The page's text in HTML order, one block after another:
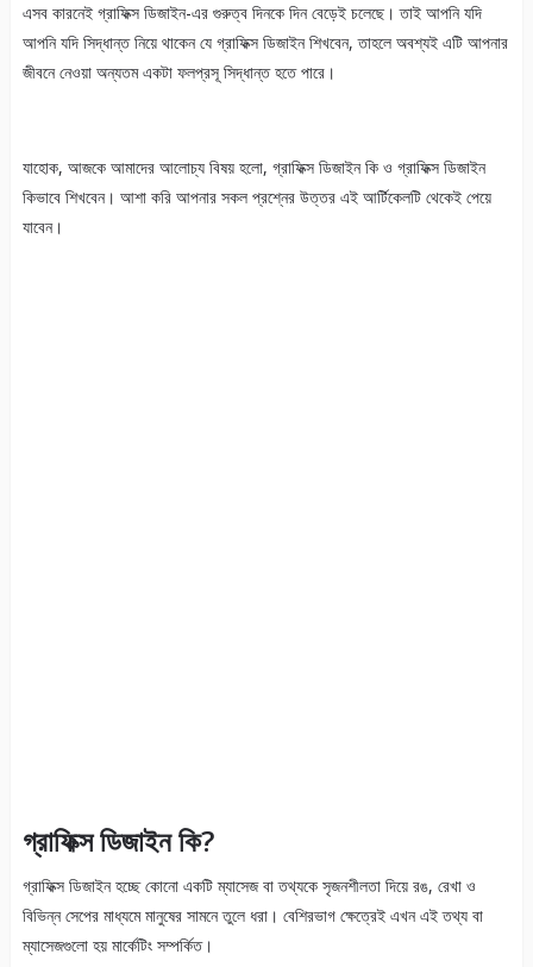
এসব কারনেই গ্রাফিক্স ডিজাইন-এর গুরুত্ব দিনকে দিন বেড়েই চলেছে। তাই আপনি যদি
আপনি যদি সিদ্ধান্ত নিয়ে থাকেন যে গ্রাফিক্স ডিজাইন শিখবেন, তাহলে অবশ্যই এটি আপনার
জীবনে নেওয়া অন্যতম একটা ফলপ্রসূ সিদ্ধান্ত হতে পারে।
যাহোক, আজকে আমাদের আলোচ্য বিষয় হলো, গ্রাফিক্স ডিজাইন কি ও গ্রাফিক্স ডিজাইন
কিভাবে শিখবেন। আশা করি আপনার সকল প্রশ্নের উত্তর এই আর্টিকেলটি থেকেই পেয়ে
যাবেন।
গ্রাফিক্স ডিজাইন কি?
গ্রাফিক্স ডিজাইন হচ্ছে কোনো একটি ম্যাসেজ বা তথ্যকে সৃজনশীলতা দিয়ে রঙ, রেখা ও
বিভিন্ন সেপের মাধ্যমে মানুষের সামনে তুলে ধরা। বেশিরভাগ ক্ষেত্রেই এখন এই তথ্য বা
ম্যাসেজগুলো হয় মার্কেটিং সম্পর্কিত।